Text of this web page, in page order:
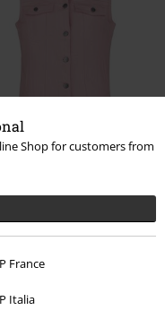
Shop for customers from
France
Italia
Exklusiv
Kutte
EMP - Fun